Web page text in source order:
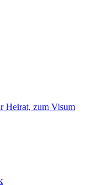
Heirat, zum Visum